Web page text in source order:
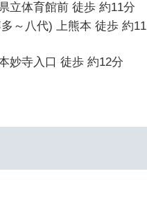
立体育館前 徒歩 約11分
～八代) 上熊本 徒歩 約11
妙寺入口 徒歩 約12分